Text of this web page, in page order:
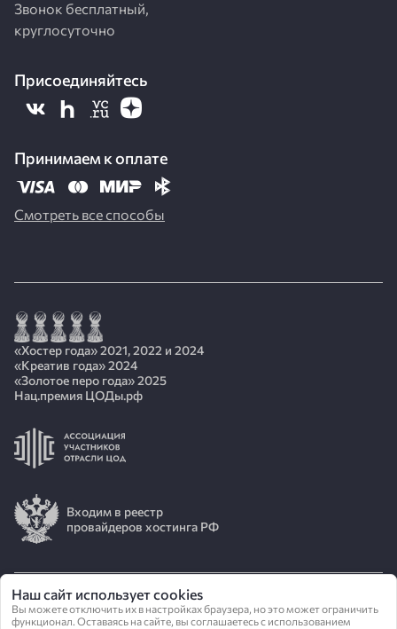
Звонок бесплатный,
круглосуточно
Присоединяйтесь
Принимаем к оплате
Смотреть все способы
«Хостер года» 2021, 2022 и 2024
«Креатив года» 2024
«Золотое перо года» 2025
Нац.премия ЦОДы.рф
Входим в реестр
провайдеров хостинга РФ
© 2026 АО «ИОТ»
Наш сайт использует cookies
Вы можете отключить их в настройках браузера, но это может ограничить
функционал. Оставаясь на сайте, вы соглашаетесь с использованием